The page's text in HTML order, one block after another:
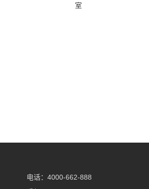
室
电话：4000-662-888